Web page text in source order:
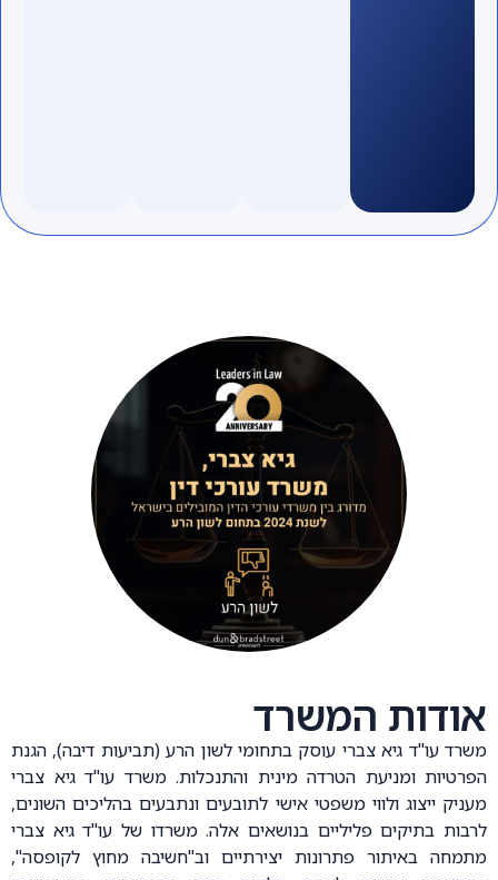
אודות המשרד
משרד עו"ד גיא צברי עוסק בתחומי לשון הרע (תביעות דיבה), הגנת
הפרטיות ומניעת הטרדה מינית והתנכלות. משרד עו"ד גיא צברי
מעניק ייצוג ולווי משפטי אישי לתובעים ונתבעים בהליכים השונים,
לרבות בתיקים פליליים בנושאים אלה. משרדו של עו"ד גיא צברי
מתמחה באיתור פתרונות יצירתיים וב"חשיבה מחוץ לקופסה",